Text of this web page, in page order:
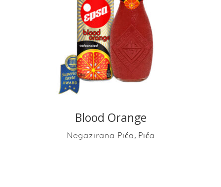
READ MORE
Blood Orange
Negazirana Pića, Pića